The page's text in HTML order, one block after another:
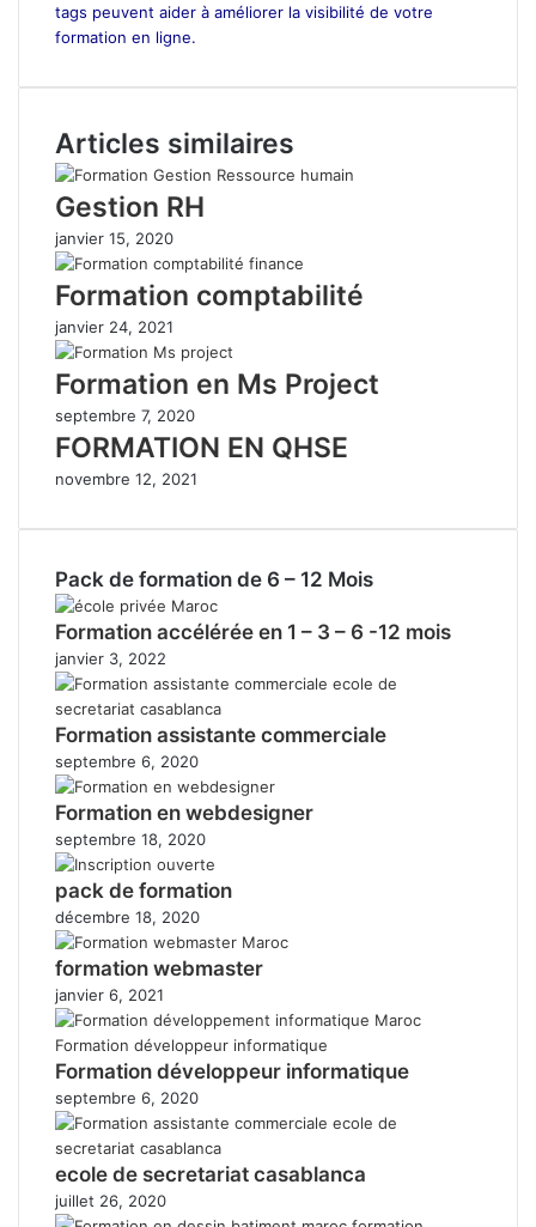
tags peuvent aider à améliorer la visibilité de votre
formation en ligne.
Articles similaires
Gestion RH
janvier 15, 2020
Formation comptabilité
janvier 24, 2021
Formation en Ms Project
septembre 7, 2020
FORMATION EN QHSE
novembre 12, 2021
Pack de formation de 6 – 12 Mois
Formation accélérée en 1 – 3 – 6 -12 mois
janvier 3, 2022
Formation assistante commerciale
septembre 6, 2020
Formation en webdesigner
septembre 18, 2020
pack de formation
décembre 18, 2020
formation webmaster
janvier 6, 2021
Formation développeur informatique
septembre 6, 2020
ecole de secretariat casablanca
juillet 26, 2020